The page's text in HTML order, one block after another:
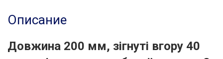
Описание
Довжина 200 мм, зігнуті вгору 40